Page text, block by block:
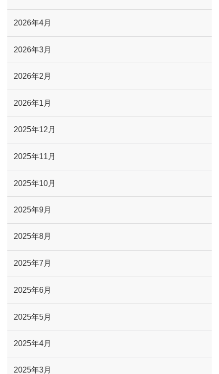
2026年4月
2026年3月
2026年2月
2026年1月
2025年12月
2025年11月
2025年10月
2025年9月
2025年8月
2025年7月
2025年6月
2025年5月
2025年4月
2025年3月